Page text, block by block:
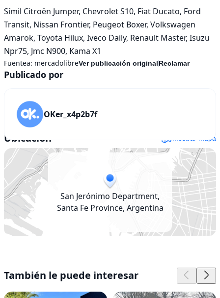
Símil Citroën Jumper, Chevrolet S10, Fiat Ducato, Ford
Transit, Nissan Frontier, Peugeot Boxer, Volkswagen
Amarok, Toyota Hilux, Iveco Daily, Renault Master, Isuzu
Npr75, Jmc N900, Kama X1
Fuentea: mercadolibreVer publicación originalReclamar
Publicado por
OKer_x4p2b7f
Ubicación Mostrar mapa
San Jerónimo Department,
Santa Fe Province, Argentina
También le puede interesar